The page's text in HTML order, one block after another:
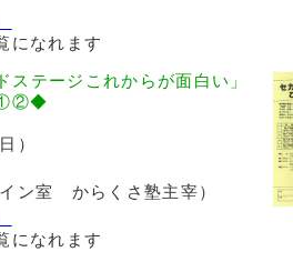
になれます
テージこれからが面白い」
①②◆
）
ン室 からくさ塾主宰）
になれます